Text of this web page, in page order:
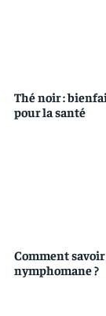
Thé noir :
pour la santé
Comment
nymphomane ?